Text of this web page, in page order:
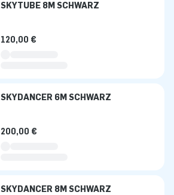
SKYTUBE 8M SCHWARZ
120,00 €
SKYDANCER 6M SCHWARZ
200,00 €
SKYDANCER 8M SCHWARZ